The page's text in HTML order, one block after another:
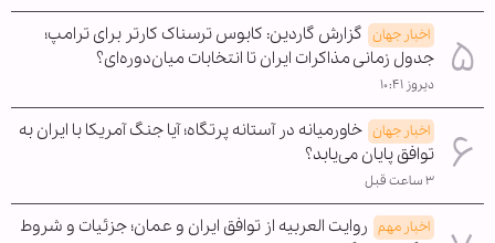
اخبار جهان گزارش گاردین: کابوس ترسناک کارتر برای ترامپ؛
جدول زمانی مذاکرات ایران تا انتخابات میان‌دوره‌ای؟
دیروز ۱۰:۴۱
اخبار جهان خاورمیانه در آستانه پرتگاه؛ آیا جنگ آمریکا با ایران به
توافق پایان می‌یابد؟
۳ ساعت قبل
اخبار مهم روایت العربیه از توافق ایران و عمان؛ جزئیات و شروط